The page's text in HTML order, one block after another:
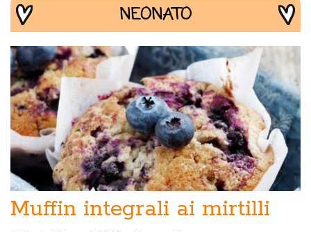
NEONATO
Muffin integrali ai mirtilli